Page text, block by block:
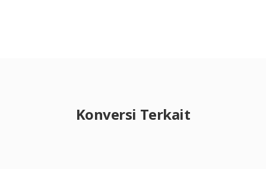
Konversi Terkait